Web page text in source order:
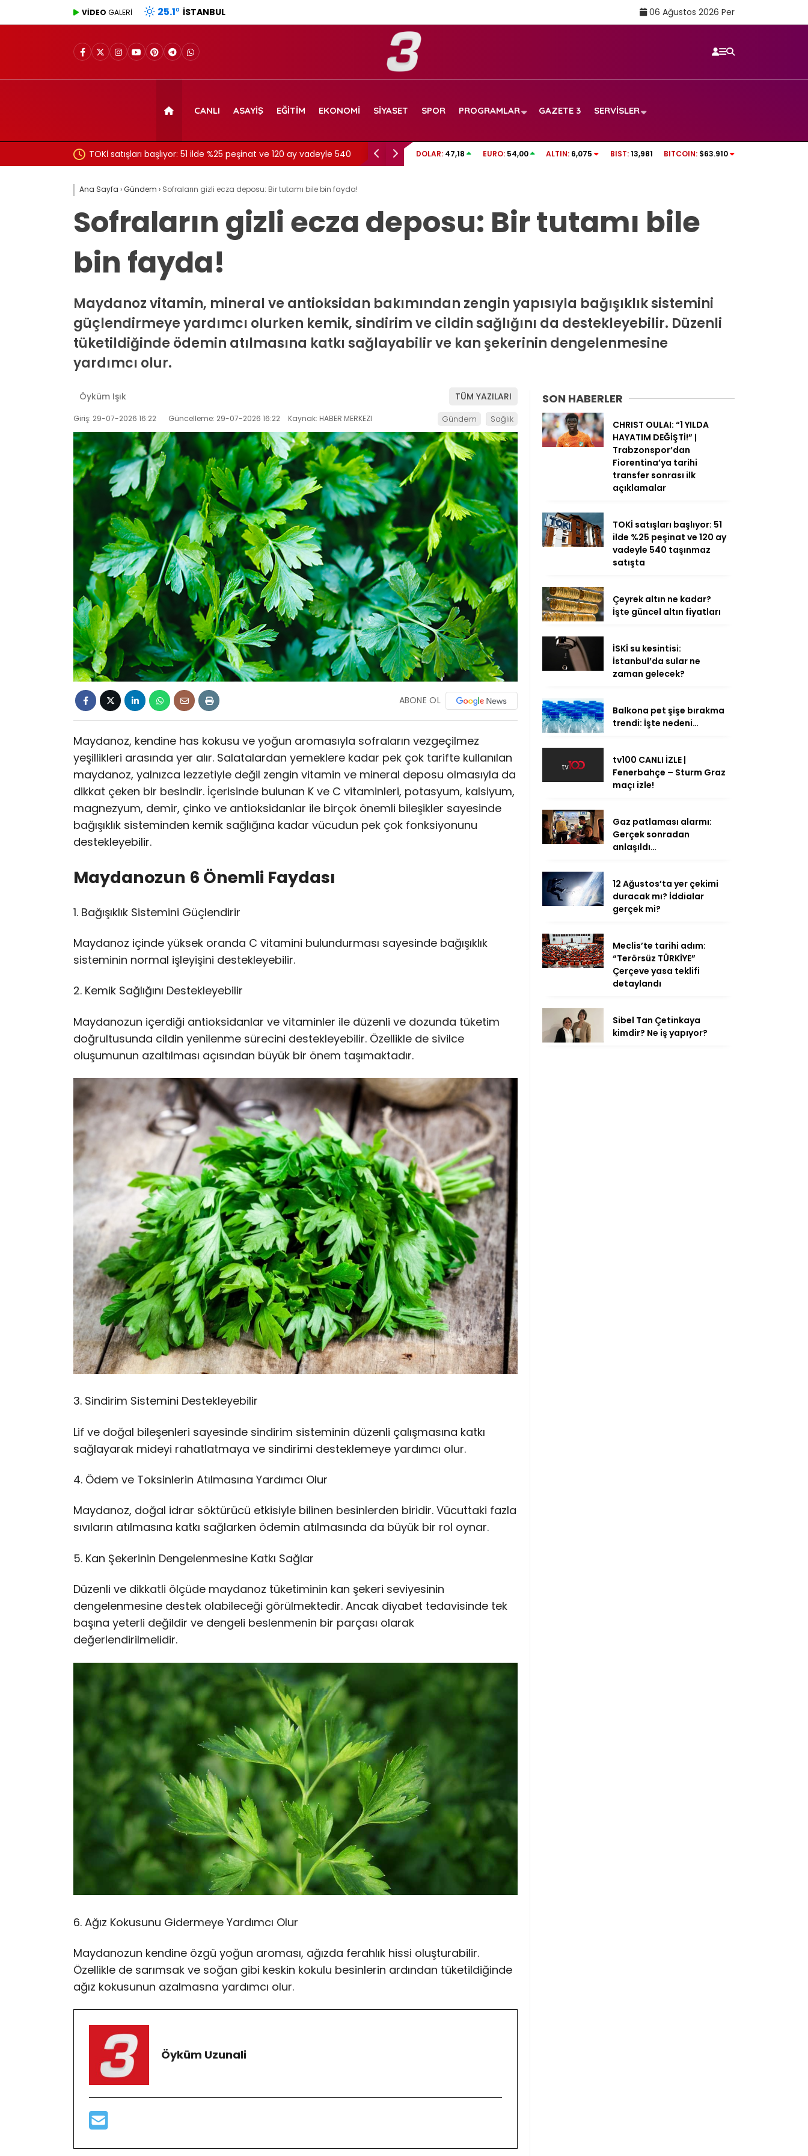
VİDEO GALERİ 25.1° İSTANBUL 06 Ağustos 2026 Per
CANLI ASAYIŞ EĞITIM EKONOMI SIYASET SPOR PROGRAMLAR GAZETE 3 SERVISLER
TOKİ satışları başlıyor: 51 ilde %25 peşinat ve 120 ay vadeyle 540
CHRIST OULAI: “1 YILDA HAYATIM DEĞİŞTİ!” | Trabzonspor’dan
TOKİ satışları başlıyor: 51 ilde %25 peşinat
DOLAR: 47,18 EURO: 54,00 ALTIN: 6,075 BIST: 13,981 BITCOIN: $63.910
Ana Sayfa ›Gündem › Sofraların gizli ecza deposu: Bir tutamı bile bin fayda!
Sofraların gizli ecza deposu: Bir tutamı bile
bin fayda!
Maydanoz vitamin, mineral ve antioksidan bakımından zengin yapısıyla bağışıklık sistemini
güçlendirmeye yardımcı olurken kemik, sindirim ve cildin sağlığını da destekleyebilir. Düzenli
tüketildiğinde ödemin atılmasına katkı sağlayabilir ve kan şekerinin dengelenmesine
yardımcı olur.
Öyküm Işık TÜM YAZILARI
Giriş: 29-07-2026 16:22 Güncelleme: 29-07-2026 16:22 Kaynak: HABER MERKEZI Gündem Sağlık
ABONE OL
Maydanoz, kendine has kokusu ve yoğun aromasıyla sofraların vezgeçilmez
yeşillikleri arasında yer alır. Salatalardan yemeklere kadar pek çok tarifte kullanılan
maydanoz, yalnızca lezzetiyle değil zengin vitamin ve mineral deposu olmasıyla da
dikkat çeken bir besindir. İçerisinde bulunan K ve C vitaminleri, potasyum, kalsiyum,
magnezyum, demir, çinko ve antioksidanlar ile birçok önemli bileşikler sayesinde
bağışıklık sisteminden kemik sağlığına kadar vücudun pek çok fonksiyonunu
destekleyebilir.
Maydanozun 6 Önemli Faydası
1. Bağışıklık Sistemini Güçlendirir
Maydanoz içinde yüksek oranda C vitamini bulundurması sayesinde bağışıklık
sisteminin normal işleyişini destekleyebilir.
2. Kemik Sağlığını Destekleyebilir
Maydanozun içerdiği antioksidanlar ve vitaminler ile düzenli ve dozunda tüketim
doğrultusunda cildin yenilenme sürecini destekleyebilir. Özellikle de sivilce
oluşumunun azaltılması açısından büyük bir önem taşımaktadır.
3. Sindirim Sistemini Destekleyebilir
Lif ve doğal bileşenleri sayesinde sindirim sisteminin düzenli çalışmasına katkı
sağlayarak mideyi rahatlatmaya ve sindirimi desteklemeye yardımcı olur.
4. Ödem ve Toksinlerin Atılmasına Yardımcı Olur
Maydanoz, doğal idrar söktürücü etkisiyle bilinen besinlerden biridir. Vücuttaki fazla
sıvıların atılmasına katkı sağlarken ödemin atılmasında da büyük bir rol oynar.
5. Kan Şekerinin Dengelenmesine Katkı Sağlar
Düzenli ve dikkatli ölçüde maydanoz tüketiminin kan şekeri seviyesinin
dengelenmesine destek olabileceği görülmektedir. Ancak diyabet tedavisinde tek
başına yeterli değildir ve dengeli beslenmenin bir parçası olarak
değerlendirilmelidir.
6. Ağız Kokusunu Gidermeye Yardımcı Olur
Maydanozun kendine özgü yoğun aroması, ağızda ferahlık hissi oluşturabilir.
Özellikle de sarımsak ve soğan gibi keskin kokulu besinlerin ardından tüketildiğinde
ağız kokusunun azalmasna yardımcı olur.
Öyküm Uzunali
SON HABERLER
CHRIST OULAI: “1 YILDA
HAYATIM DEĞİŞTİ!” |
Trabzonspor’dan
Fiorentina’ya tarihi
transfer sonrası ilk
açıklamalar
TOKİ satışları başlıyor: 51
ilde %25 peşinat ve 120 ay
vadeyle 540 taşınmaz
satışta
Çeyrek altın ne kadar?
İşte güncel altın fiyatları
İSKİ su kesintisi:
İstanbul’da sular ne
zaman gelecek?
Balkona pet şişe bırakma
trendi: İşte nedeni…
tv100 CANLI İZLE |
Fenerbahçe – Sturm Graz
maçı izle!
Gaz patlaması alarmı:
Gerçek sonradan
anlaşıldı…
12 Ağustos’ta yer çekimi
duracak mı? İddialar
gerçek mi?
Meclis’te tarihi adım:
“Terörsüz TÜRKİYE”
Çerçeve yasa teklifi
detaylandı
Sibel Tan Çetinkaya
kimdir? Ne iş yapıyor?